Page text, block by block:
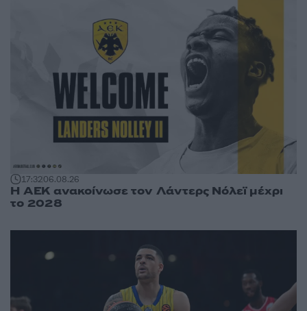
17:3206.08.26
Η ΑΕΚ ανακοίνωσε τον Λάντερς Νόλεϊ μέχρι
το 2028